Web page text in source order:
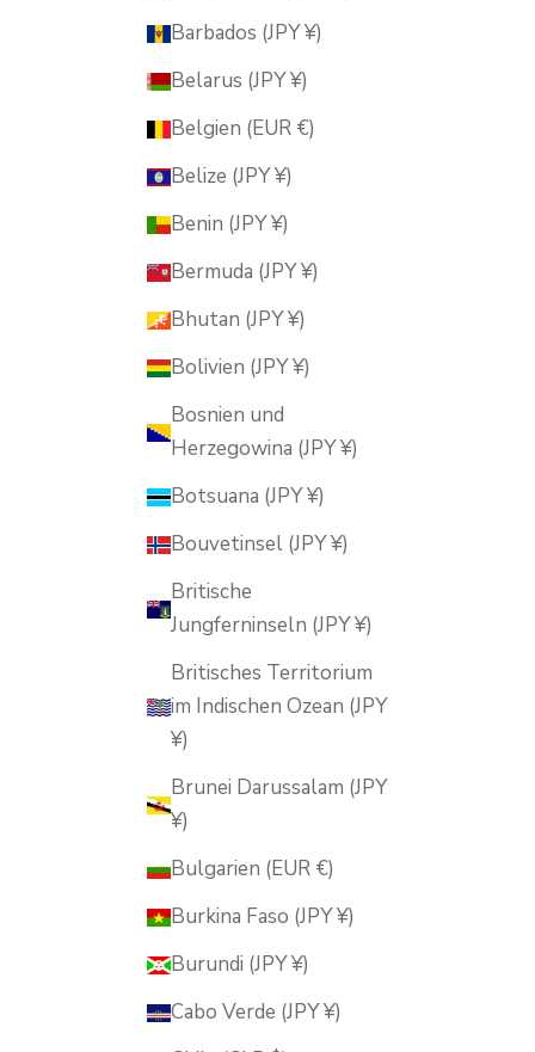
Barbados (JPY ¥)
Belarus (JPY ¥)
Belgien (EUR €)
Belize (JPY ¥)
Benin (JPY ¥)
Bermuda (JPY ¥)
Bhutan (JPY ¥)
Bolivien (JPY ¥)
Bosnien und
Herzegowina (JPY ¥)
Botsuana (JPY ¥)
Bouvetinsel (JPY ¥)
Britische
Jungferninseln (JPY ¥)
Britisches Territorium
im Indischen Ozean (JPY
¥)
Brunei Darussalam (JPY
¥)
Bulgarien (EUR €)
Burkina Faso (JPY ¥)
Burundi (JPY ¥)
Cabo Verde (JPY ¥)